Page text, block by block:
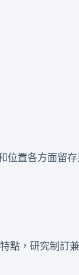
位置各方面留
點，研究制訂